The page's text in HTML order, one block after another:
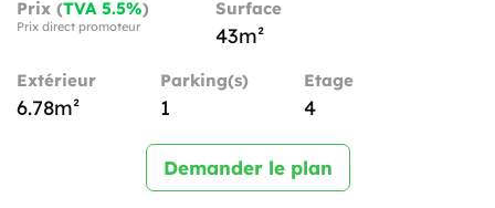
Prix (TVA 5.5%)
Prix direct promoteur
Surface
43m²
Extérieur
6.78m²
Parking(s)
1
Etage
4
Demander le plan